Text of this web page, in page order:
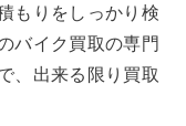
もりをしっかり検
バイク買取の専門
、出来る限り買取